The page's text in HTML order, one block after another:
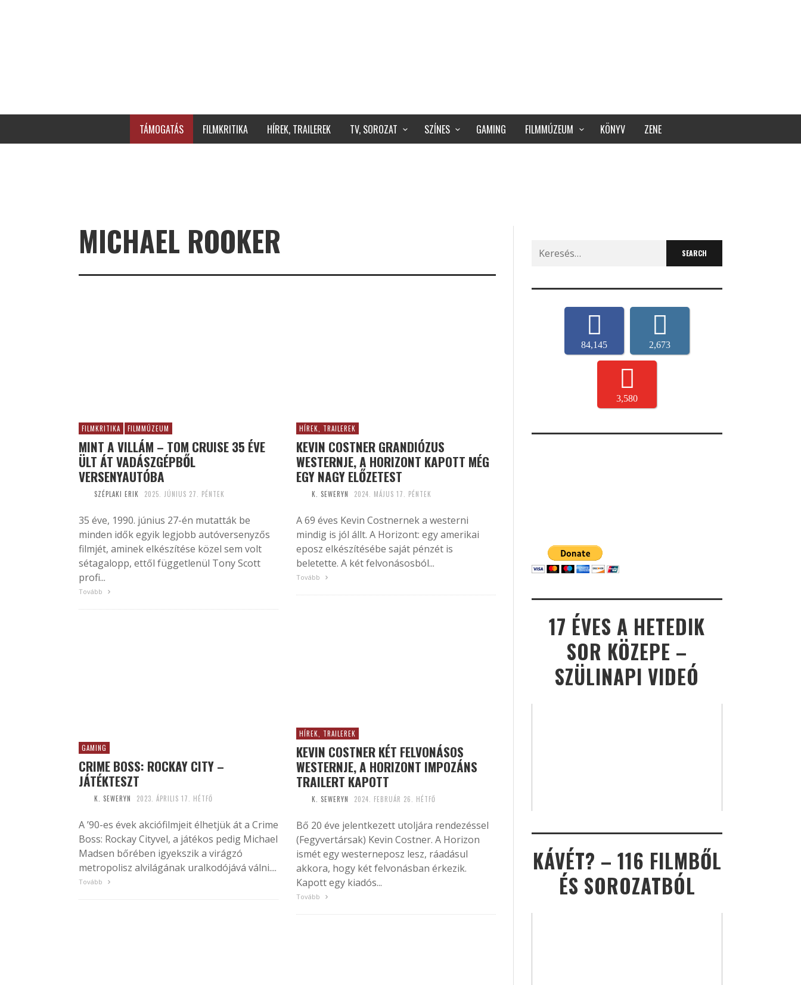
TÁMOGATÁS FILMKRITIKA HÍREK, TRAILEREK TV, SOROZAT SZÍNES GAMING FILMMÚZEUM KÖNYV ZENE
MICHAEL ROOKER
FILMKRITIKA FILMMÚZEUM
MINT A VILLÁM – TOM CRUISE 35 ÉVE
ÜLT ÁT VADÁSZGÉPBŐL
VERSENYAUTÓBA
SZÉPLAKI ERIK 2025. JÚNIUS 27. PÉNTEK
35 éve, 1990. június 27-én mutatták be
minden idők egyik legjobb autóversenyzős
filmjét, aminek elkészítése közel sem volt
sétagalopp, ettől függetlenül Tony Scott
profi...
Tovább
HÍREK, TRAILEREK
KEVIN COSTNER GRANDIÓZUS
WESTERNJE, A HORIZONT KAPOTT MÉG
EGY NAGY ELŐZETEST
K. SEWERYN 2024. MÁJUS 17. PÉNTEK
A 69 éves Kevin Costnernek a westerni
mindig is jól állt. A Horizont: egy amerikai
eposz elkészítésébe saját pénzét is
beletette. A két felvonásosból...
Tovább
HÍREK, TRAILEREK
KEVIN COSTNER KÉT FELVONÁSOS
WESTERNJE, A HORIZONT IMPOZÁNS
TRAILERT KAPOTT
K. SEWERYN 2024. FEBRUÁR 26. HÉTFŐ
Bő 20 éve jelentkezett utoljára rendezéssel
(Fegyvertársak) Kevin Costner. A Horizon
ismét egy westerneposz lesz, ráadásul
akkora, hogy két felvonásban érkezik.
Kapott egy kiadós...
Tovább
GAMING
CRIME BOSS: ROCKAY CITY –
JÁTÉKTESZT
K. SEWERYN 2023. ÁPRILIS 17. HÉTFŐ
A ’90-es évek akciófilmjeit élhetjük át a Crime
Boss: Rockay Cityvel, a játékos pedig Michael
Madsen bőrében igyekszik a virágzó
metropolisz alvilágának uralkodójává válni....
Tovább
Search
for:
84,145 2,673
3,580
17 ÉVES A HETEDIK
SOR KÖZEPE –
SZÜLINAPI VIDEÓ
KÁVÉT? – 116 FILMBŐL
ÉS SOROZATBÓL